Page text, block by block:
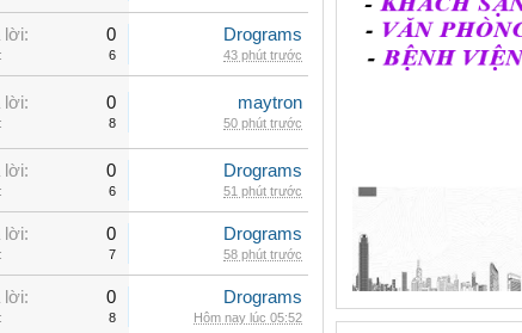
lời: 0
6
Drograms
43 phút trước
lời: 0
8
maytron
50 phút trước
lời: 0
6
Drograms
51 phút trước
lời: 0
7
Drograms
58 phút trước
lời: 0
8
Drograms
Hôm nay lúc 05:52